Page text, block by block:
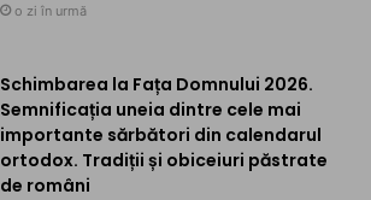
o zi în urmă
Schimbarea la Fața Domnului 2026.
Semnificația uneia dintre cele mai
importante sărbători din calendarul
ortodox. Tradiții și obiceiuri păstrate
de români